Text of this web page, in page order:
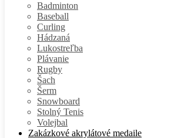
Badminton
Baseball
Curling
Hádzaná
Lukostreľba
Plávanie
Rugby
Šach
Šerm
Snowboard
Stolný Tenis
Volejbal
Zakázkové akrylátové medaile